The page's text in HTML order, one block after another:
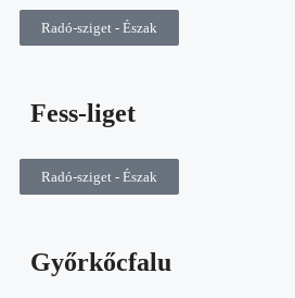
Radó-sziget - Észak
Fess-liget
Radó-sziget - Észak
Győrkőcfalu